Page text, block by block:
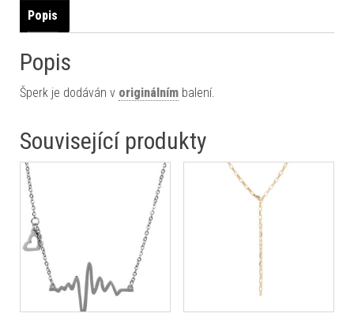
Popis
Popis
Šperk je dodáván v originálním balení.
Související produkty